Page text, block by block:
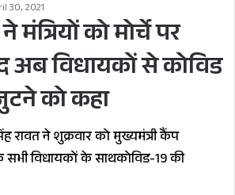
30, 2021
को मोर्चे पर
अब विधायकों से कोविड
को कहा
रावत ने शुक्रवार को मुख्यमंत्री कैंप
सभी विधायकों के साथकोविड-19 की